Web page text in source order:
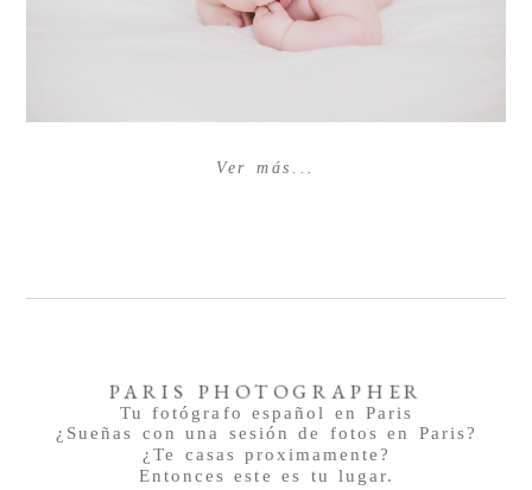
Ver más...
Tu fotógrafo español en Paris
¿Sueñas con una sesión de fotos en Paris?
¿Te casas proximamente?
Entonces este es tu lugar.
PARIS PHOTOGRAPHER